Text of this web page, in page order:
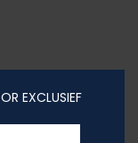
EXCLUSIEF